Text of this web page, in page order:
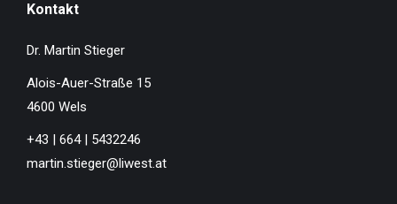
Kontakt
Dr. Martin Stieger
Alois-Auer-Straße 15
4600 Wels
+43 | 664 | 5432246
martin.stieger@liwest.at